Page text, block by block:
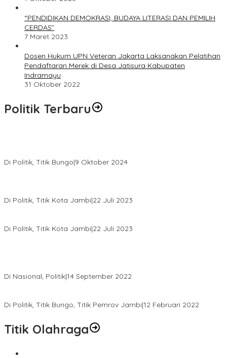
“PENDIDIKAN DEMOKRASI, BUDAYA LITERASI DAN PEMILIH
CERDAS”
7 Maret 2023
Dosen Hukum UPN Veteran Jakarta Laksanakan Pelatihan
Pendaftaran Merek di Desa Jatisura Kabupaten
Indramayu
31 Oktober 2022
Politik Terbaru
Di Politik, Titik Bungo|9 Oktober 2024
Di Politik, Titik Kota Jambi|22 Juli 2023
Di Politik, Titik Kota Jambi|22 Juli 2023
Di Nasional, Politik|14 September 2022
Di Politik, Titik Bungo, Titik Pemrov Jambi|12 Februari 2022
Titik Olahraga